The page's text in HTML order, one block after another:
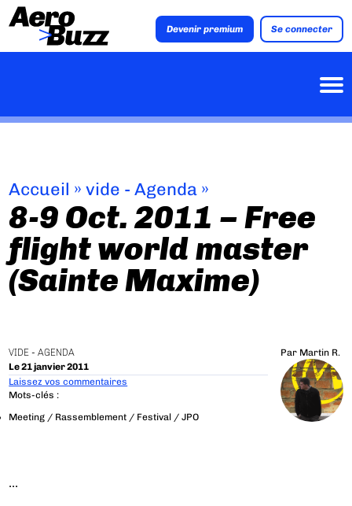
Devenir premium Se connecter
Accueil »vide - Agenda »
8-9 Oct. 2011 – Free
flight world master
(Sainte Maxime)
VIDE - AGENDA
Le 21 janvier 2011
Par Martin R.
Laissez vos commentaires
Mots-clés :
Meeting / Rassemblement / Festival / JPO
...